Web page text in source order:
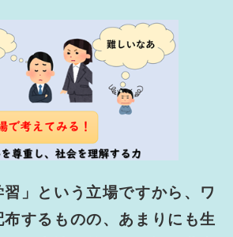
」という立場ですから、ワ
するものの、あまりにも生